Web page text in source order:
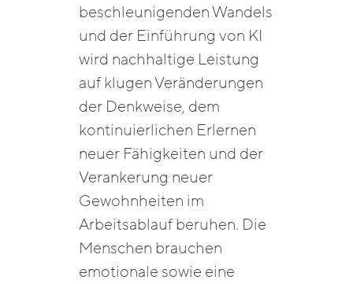
beschleunigenden Wandels
und der Einführung von KI
wird nachhaltige Leistung
auf klugen Veränderungen
der Denkweise, dem
kontinuierlichen Erlernen
neuer Fähigkeiten und der
Verankerung neuer
Gewohnheiten im
Arbeitsablauf beruhen. Die
Menschen brauchen
emotionale sowie eine